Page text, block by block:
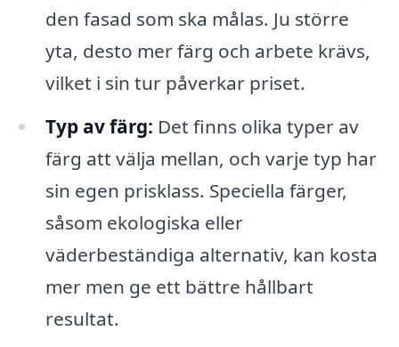
den fasad som ska målas. Ju större
yta, desto mer färg och arbete krävs,
vilket i sin tur påverkar priset.
Typ av färg: Det finns olika typer av
färg att välja mellan, och varje typ har
sin egen prisklass. Speciella färger,
såsom ekologiska eller
väderbeständiga alternativ, kan kosta
mer men ge ett bättre hållbart
resultat.